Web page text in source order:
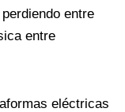
entre
entre
eléctricas